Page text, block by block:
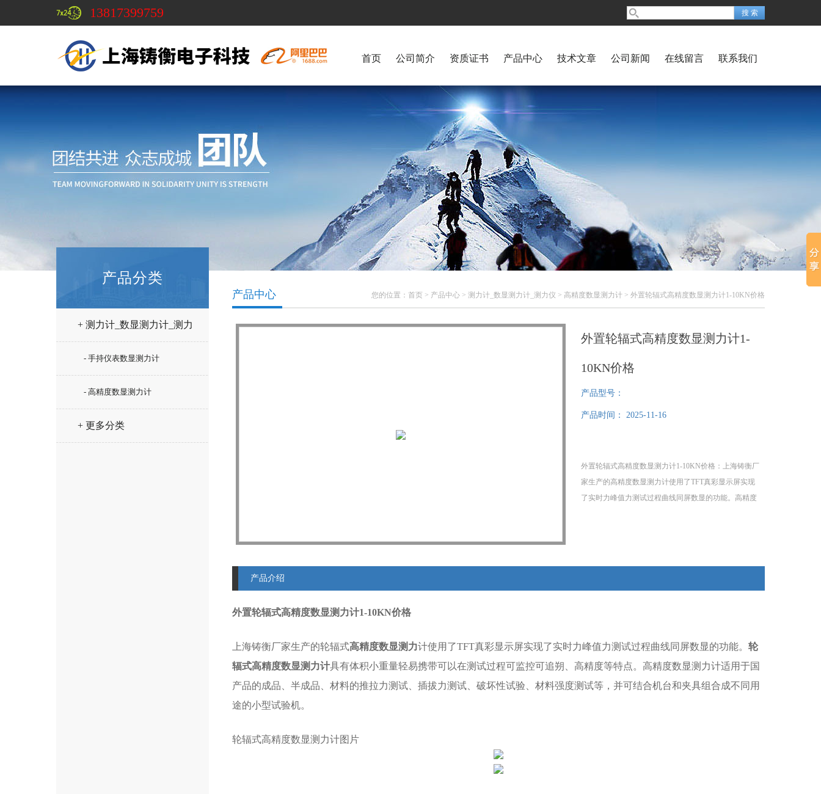
13817399759
首页 公司简介 资质证书 产品中心 技术文章 公司新闻 在线留言 联系我们
产品分类
+ 测力计_数显测力计_测力
- 手持仪表数显测力计
- 高精度数显测力计
+ 更多分类
您的位置： 首页 > 产品中心 > 测力计_数显测力计_测力仪 > 高精度数显测力计 > 外置轮辐式高精度数显测力计1-10KN价格
产品中心
外置轮辐式高精度数显测力计1-
10KN价格
产品型号：
产品时间： 2025-11-16
外置轮辐式高精度数显测力计1-10KN价格：上海铸衡厂
家生产的高精度数显测力计使用了TFT真彩显示屏实现
了实时力峰值力测试过程曲线同屏数显的功能。高精度
产品介绍
外置轮辐式高精度数显测力计1-10KN价格
上海铸衡厂家生产的轮辐式高精度数显测力计使用了TFT真彩显示屏实现了实时力峰值力测试过程曲线同屏数显的功能。 轮
辐式高精度数显测力计具有体积小重量轻易携带可以在测试过程可监控可追朔、高精度等特点。 高精度数显测力计适用于国
产品的成品、半成品、材料的推拉力测试、插拔力测试、破坏性试验、材料强度测试等，并可结合机台和夹具组合成不同用
途的小型试验机。
轮辐式高精度数显测力计图片